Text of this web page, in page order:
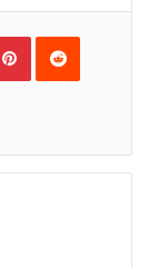
PinterestReddit